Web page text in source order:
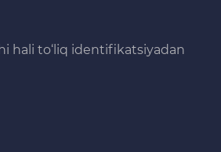
hali to‘liq identifikatsiyadan